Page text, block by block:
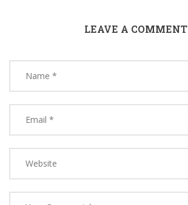
LEAVE A COMMENT